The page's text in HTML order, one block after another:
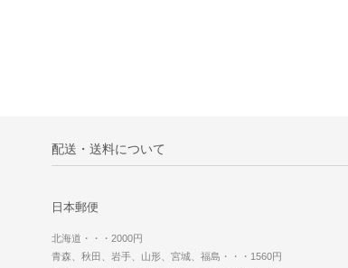
配送・送料について
日本郵便
北海道・・・2000円
青森、秋田、岩手、山形、宮城、福島・・・1560円